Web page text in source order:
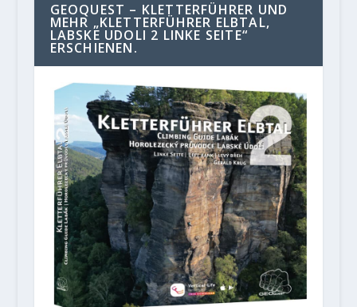
GEOQUEST – KLETTERFÜHRER UND
MEHR „KLETTERFÜHRER ELBTAL,
LABSKE UDOLI 2 LINKE SEITE“
ERSCHIENEN.